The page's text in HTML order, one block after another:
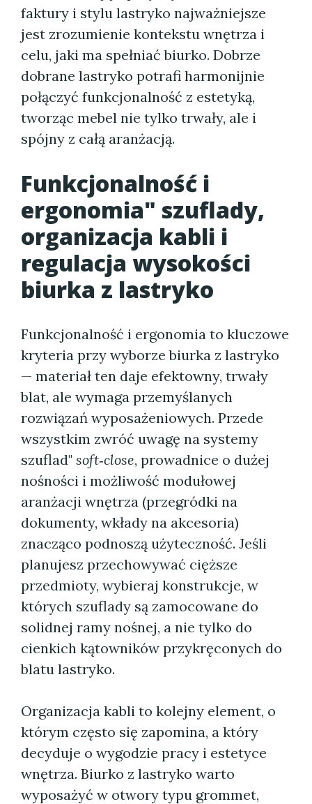
faktury i stylu lastryko najważniejsze
jest zrozumienie kontekstu wnętrza i
celu, jaki ma spełniać biurko. Dobrze
dobrane lastryko potrafi harmonijnie
połączyć funkcjonalność z estetyką,
tworząc mebel nie tylko trwały, ale i
spójny z całą aranżacją.
Funkcjonalność i
ergonomia" szuflady,
organizacja kabli i
regulacja wysokości
biurka z lastryko
Funkcjonalność i ergonomia to kluczowe
kryteria przy wyborze biurka z lastryko
— materiał ten daje efektowny, trwały
blat, ale wymaga przemyślanych
rozwiązań wyposażeniowych. Przede
wszystkim zwróć uwagę na systemy
szuflad" soft‑close, prowadnice o dużej
nośności i możliwość modułowej
aranżacji wnętrza (przegródki na
dokumenty, wkłady na akcesoria)
znacząco podnoszą użyteczność. Jeśli
planujesz przechowywać cięższe
przedmioty, wybieraj konstrukcje, w
których szuflady są zamocowane do
solidnej ramy nośnej, a nie tylko do
cienkich kątowników przykręconych do
blatu lastryko.
Organizacja kabli to kolejny element, o
którym często się zapomina, a który
decyduje o wygodzie pracy i estetyce
wnętrza. Biurko z lastryko warto
wyposażyć w otwory typu grommet,